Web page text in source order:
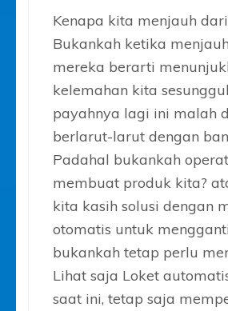
Kenapa kita menjauh
Bukankah ketika
mereka berarti
kelemahan kita
payahnya lagi ini malah
berlarut-larut dengan
Padahal bukankah
membuat produk kita?
kita kasih solusi dengan
otomatis untuk
bukankah tetap perlu
Lihat saja Loket
saat ini, tetap saja